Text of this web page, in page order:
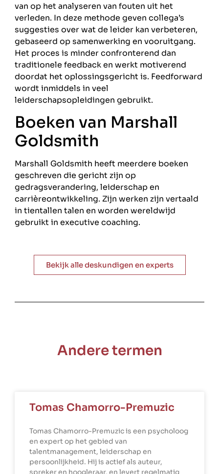
van op het analyseren van fouten uit het
verleden. In deze methode geven collega’s
suggesties over wat de leider kan verbeteren,
gebaseerd op samenwerking en vooruitgang.
Het proces is minder confronterend dan
traditionele feedback en werkt motiverend
doordat het oplossingsgericht is. Feedforward
wordt inmiddels in veel
leiderschapsopleidingen gebruikt.
Boeken van Marshall
Goldsmith
Marshall Goldsmith heeft meerdere boeken
geschreven die gericht zijn op
gedragsverandering, leiderschap en
carrièreontwikkeling. Zijn werken zijn vertaald
in tientallen talen en worden wereldwijd
gebruikt in executive coaching.
Bekijk alle deskundigen en experts
Andere termen
Tomas Chamorro-Premuzic
Tomas Chamorro-Premuzic is een psycholoog
en expert op het gebied van
talentmanagement, leiderschap en
persoonlijkheid. Hij is actief als auteur,
spreker en hoogleraar, en levert regelmatig